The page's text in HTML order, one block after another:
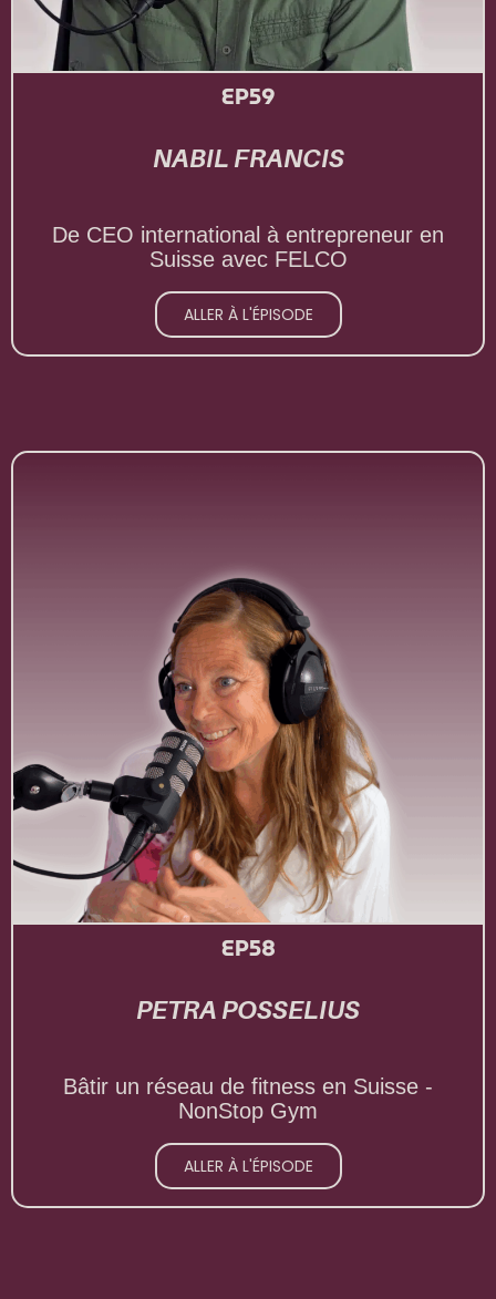
EP59
NABIL FRANCIS
De CEO international à entrepreneur en
Suisse avec FELCO
ALLER À L'ÉPISODE
EP58
PETRA POSSELIUS
Bâtir un réseau de fitness en Suisse -
NonStop Gym
ALLER À L'ÉPISODE